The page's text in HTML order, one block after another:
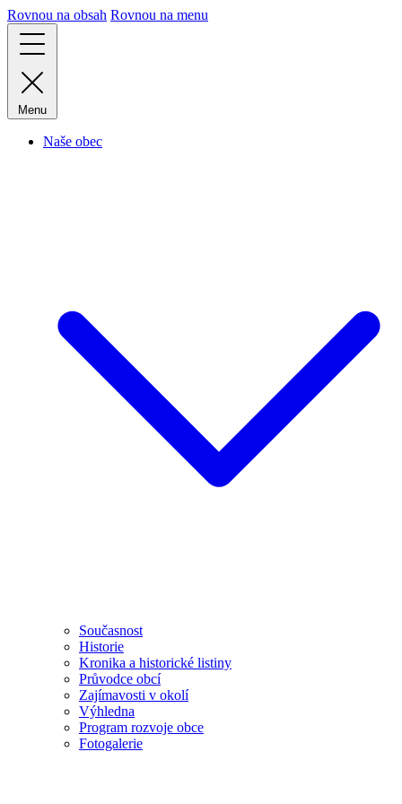
Rovnou na obsah Rovnou na menu
Menu
Naše obec
Současnost
Historie
Kronika a historické listiny
Průvodce obcí
Zajímavosti v okolí
Výhledna
Program rozvoje obce
Fotogalerie